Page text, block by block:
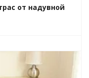
от надувной